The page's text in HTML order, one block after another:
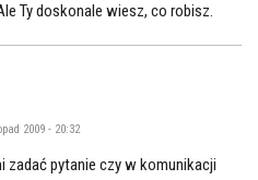
Ty doskonale wiesz, co robisz.
2009 - 20:32
zadać pytanie czy w komunikacji